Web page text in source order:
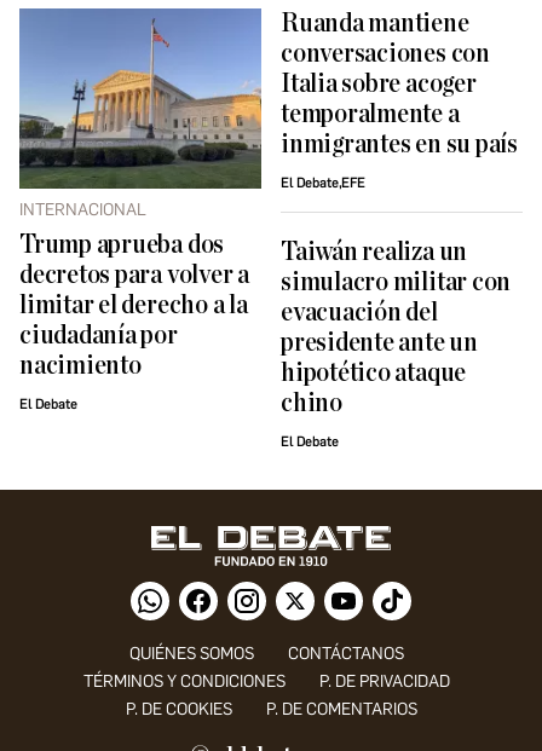
INTERNACIONAL
Trump aprueba dos
decretos para volver a
limitar el derecho a la
ciudadanía por
nacimiento
El Debate
Ruanda mantiene
conversaciones con
Italia sobre acoger
temporalmente a
inmigrantes en su país
El Debate,EFE
Taiwán realiza un
simulacro militar con
evacuación del
presidente ante un
hipotético ataque
chino
El Debate
QUIÉNES SOMOS
CONTÁCTANOS
TÉRMINOS Y CONDICIONES
P. DE PRIVACIDAD
P. DE COOKIES
P. DE COMENTARIOS